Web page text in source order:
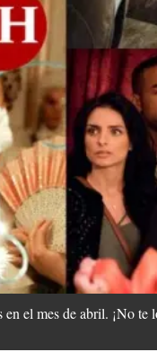
el mes de abril. ¡No te